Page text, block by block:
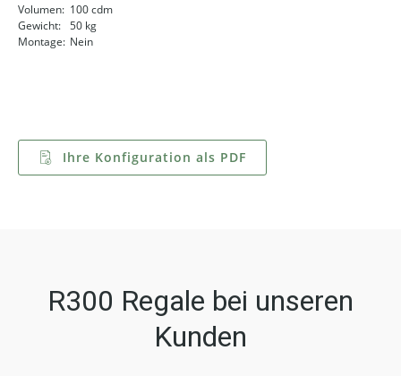
Volumen: 100 cdm
Gewicht: 50 kg
Montage: Nein
Ihre Konfiguration als PDF
R300 Regale bei unseren
Kunden